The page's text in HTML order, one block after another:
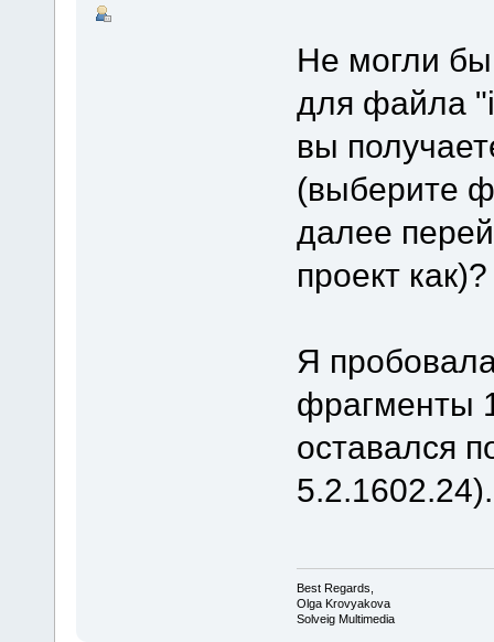
Не могли
для файла
вы
(выберите
далее
проект как)?
Я
фрагменты
оставался
5.2.1602.24).
Best Regards,
Olga Krovyakova
Solveig Multimedia